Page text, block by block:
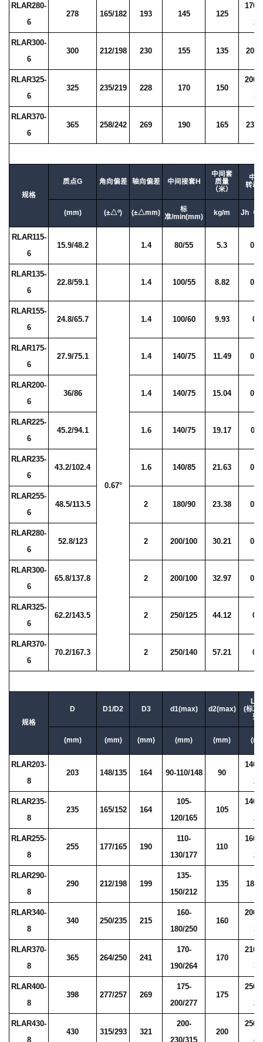
RLAR280-
6
278 165/182 193 145 125
170/
RLAR300-
6
300 212/198 230 155 135 200/
RLAR325-
6
325 235/219 228 170 150
200/
RLAR370-
6
365 258/242 269 190 165 230/
规格
质点G 角向偏差 轴向偏差 中间接套H
中间套
质量
（米）
中
转动
(mm) (±△º) (±△mm)
标
准/min(mm)
kg/m Jh（
RLAR115-
6
15.9/48.2 1.4 80/55 5.3
RLAR135-
6
22.8/59.1 1.4 100/55 8.82
RLAR155-
6
24.8/65.7
0.67°
1.4 100/60 9.93
RLAR175-
6
27.9/75.1 1.4 140/75 11.49
RLAR200-
6
36/86 1.4 140/75 15.04
RLAR225-
6
45.2/94.1 1.6 140/75 19.17
RLAR235-
6
43.2/102.4 1.6 140/85 21.63
RLAR255-
6
48.5/113.5 2 180/90 23.38
RLAR280-
6
52.8/123 2 200/100 30.21
RLAR300-
6
65.8/137.8 2 200/100 32.97
RLAR325-
6
62.2/143.5 2 250/125 44.12
RLAR370-
6
70.2/167.3 2 250/140 57.21
规格
D D1/D2 D3 d1(max) d2(max)
L2/
(标准/
列
(mm) (mm) (mm) (mm) (mm)
RLAR203-
8
203 148/135 164 90-110/148 90
140/
RLAR235-
8
235 165/152 164
105-
120/165
105
140/
RLAR255-
8
255 177/165 190
110-
130/177
110
160/
RLAR290-
8
290 212/198 199
135-
150/212
135 180/
RLAR340-
8
340 250/235 215
160-
180/250
160
200/
RLAR370-
8
365 264/250 241
170-
190/264
170
210/
RLAR400-
8
398 277/257 269
175-
200/277
175
250/
RLAR430-
8
430 315/293 321
200-
230/315
200
250/